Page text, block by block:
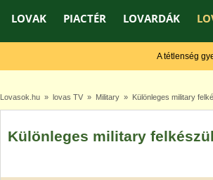
LOVAK PIACTÉR LOVARDÁK
A tétlenség
Lovasok.hu» lovas TV» Military» Különleges military
Különleges military